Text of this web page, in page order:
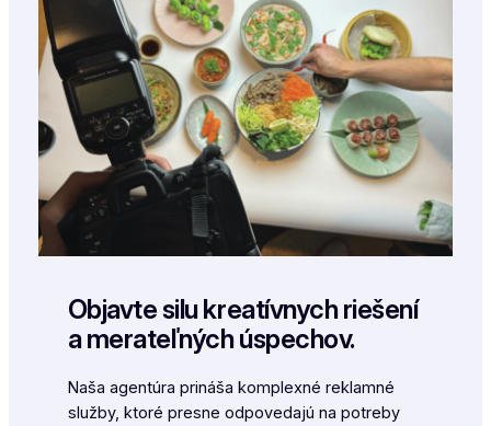
Objavte silu kreatívnych riešení
a merateľných úspechov.
Naša agentúra prináša komplexné reklamné
služby, ktoré presne odpovedajú na potreby